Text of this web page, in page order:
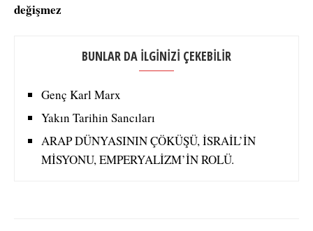
değişmez
BUNLAR DA İLGİNİZİ ÇEKEBİLİR
Genç Karl Marx
Yakın Tarihin Sancıları
ARAP DÜNYASININ ÇÖKÜŞÜ, İSRAİL’İN
MİSYONU, EMPERYALİZM’İN ROLÜ.